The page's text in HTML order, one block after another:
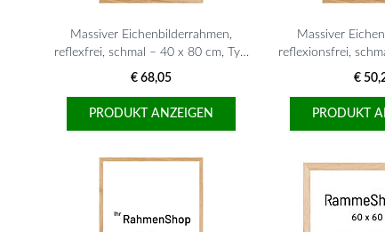
Massiver Eichenbilderrahmen,
reflexfrei, schmal – 40 x 80 cm, Typ
320
€ 68,05
PRODUKT ANZEIGEN
Massiver
reflexionsfrei,
A2, Typ
€
PRODUKT